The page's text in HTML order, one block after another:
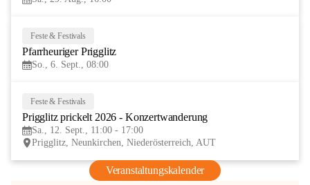
Feste & Festivals
Pfarrheuriger Prigglitz
So., 6. Sept., 08:00
Feste & Festivals
Prigglitz prickelt 2026 - Konzertwanderung
Sa., 12. Sept., 11:00 - 17:00
Prigglitz, Neunkirchen, Niederösterreich, AUT
Veranstaltungskalender